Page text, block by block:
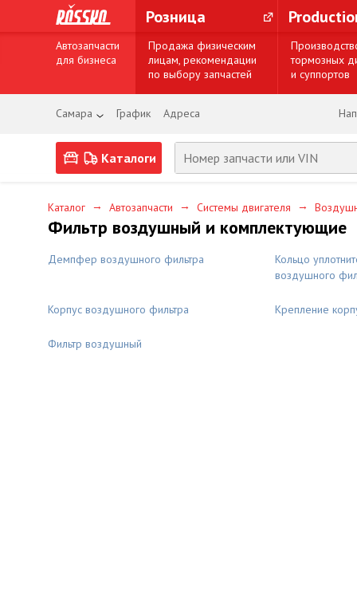
Розница
Автозапчасти
для бизнеса
Продажа физическим
лицам, рекомендации
по выбору запчастей
тормозных
и суппортов
Самара График Адреса
Каталоги
Каталог → Автозапчасти → Системы двигателя →
Фильтр воздушный и комплектующие
Демпфер воздушного фильтра
Кольцо
воздушного
Корпус воздушного фильтра Крепление
Фильтр воздушный